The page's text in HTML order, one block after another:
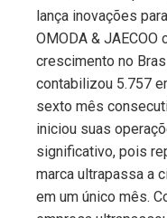
lança inovações
OMODA & JAECOO
crescimento no
contabilizou 5.757
sexto mês
iniciou suas
significativo, pois
marca ultrapassa a
em um único mês.